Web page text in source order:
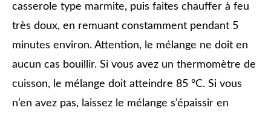
casserole type marmite, puis faites chauffer à feu
très doux, en remuant constamment pendant 5
minutes environ. Attention, le mélange ne doit en
aucun cas bouillir. Si vous avez un thermomètre de
cuisson, le mélange doit atteindre 85 °C. Si vous
n’en avez pas, laissez le mélange s’épaissir en